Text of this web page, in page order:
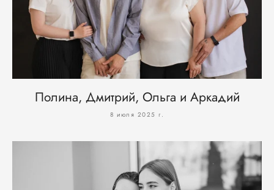
Полина, Дмитрий, Ольга и Аркадий
8 июля 2025 г.